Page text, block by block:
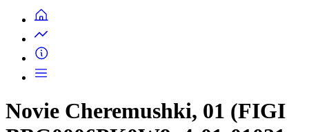
Novie Cheremushki, 01 (FIGI